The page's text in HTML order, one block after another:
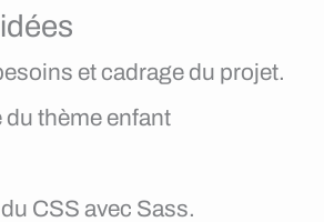
et cadrage du projet.
du thème enfant
CSS avec Sass.